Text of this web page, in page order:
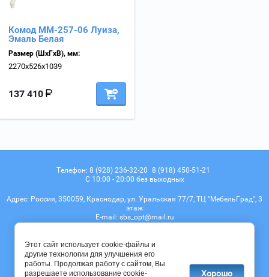
Комод ММ-257-06 Луиза,
Эмаль Белая
Размер (ШхГхВ), мм:
2270х526х1039
137 410
Телефон: 8 (928) 236-32-20 8 (918) 450-51-21
С 10:00 - 20:00 без выходных
Адрес: Россия, 350059, Краснодар, ул. Уральская 77/7, ТЦ "МебельГрад", 3
этаж
Е-mail: sbs_opt@mail.ru
Этот сайт использует cookie-файлы и
другие технологии для улучшения его
работы. Продолжая работу с сайтом, Вы
разрешаете использование cookie-
Хорошо